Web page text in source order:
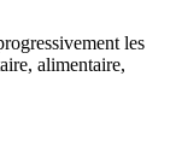
les
alimentaire,